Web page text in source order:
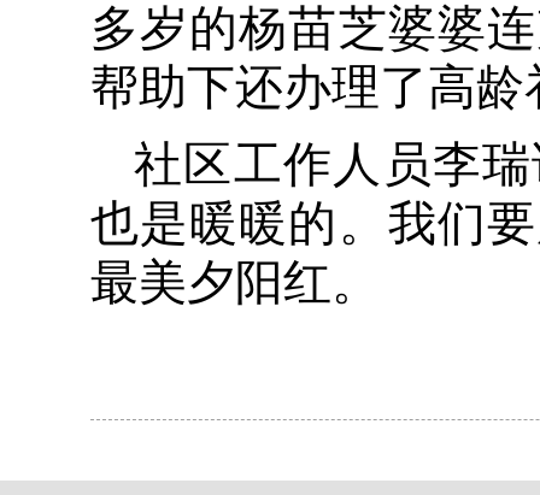
多岁的杨苗芝婆婆
帮助下还办理了高龄
社区工作人员李
也是暖暖的。我们
最美夕阳红。